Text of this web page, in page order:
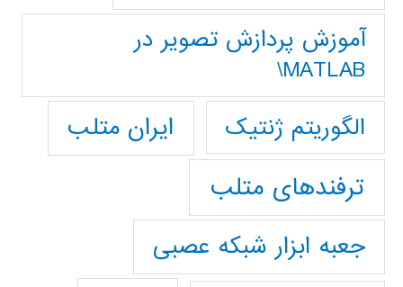
آموزش پردازش تصوير در
MATLAB\
الگوریتم ژنتیک
ایران متلب
ترفندهای متلب
جعبه ابزار شبکه عصبی